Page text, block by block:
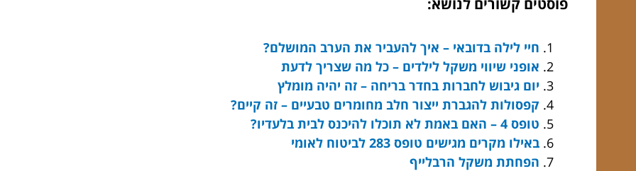
פוסטים קשורים לנושא:
חיי לילה בדובאי – איך להעביר את הערב המושלם?
אופני שיווי משקל לילדים – כל מה שצריך לדעת
יום גיבוש לחברות בחדר בריחה – זה יהיה מומלץ
קפסולות להגברת ייצור חלב מחומרים טבעיים – זה קיים?
טופס 4 – האם באמת לא תוכלו להיכנס לבית בלעדיו?
באילו מקרים מגישים טופס 283 לביטוח לאומי
הפחתת משקל הרבלייף